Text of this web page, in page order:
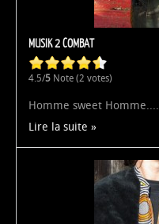
MUSIK 2 COMBAT
4.5/5 Note (2 votes)
Homme sweet Homme....
Lire la suite